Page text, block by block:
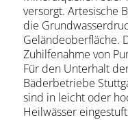
versorgt. Artesische
die
Geländeoberfläche.
Zuhilfenahme von
Für den Unterhalt
Bäderbetriebe
sind in leicht oder
Heilwässer